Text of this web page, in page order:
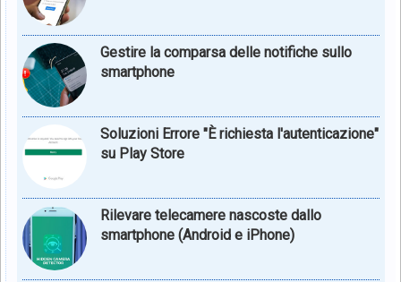
Gestire la comparsa delle notifiche sullo
smartphone
Soluzioni Errore "È richiesta l'autenticazione"
su Play Store
Rilevare telecamere nascoste dallo
smartphone (Android e iPhone)